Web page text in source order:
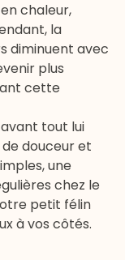
chaleur,
la
diminuent avec
plus
cette
avant tout lui
douceur et
une
chez le
petit félin
à vos côtés.